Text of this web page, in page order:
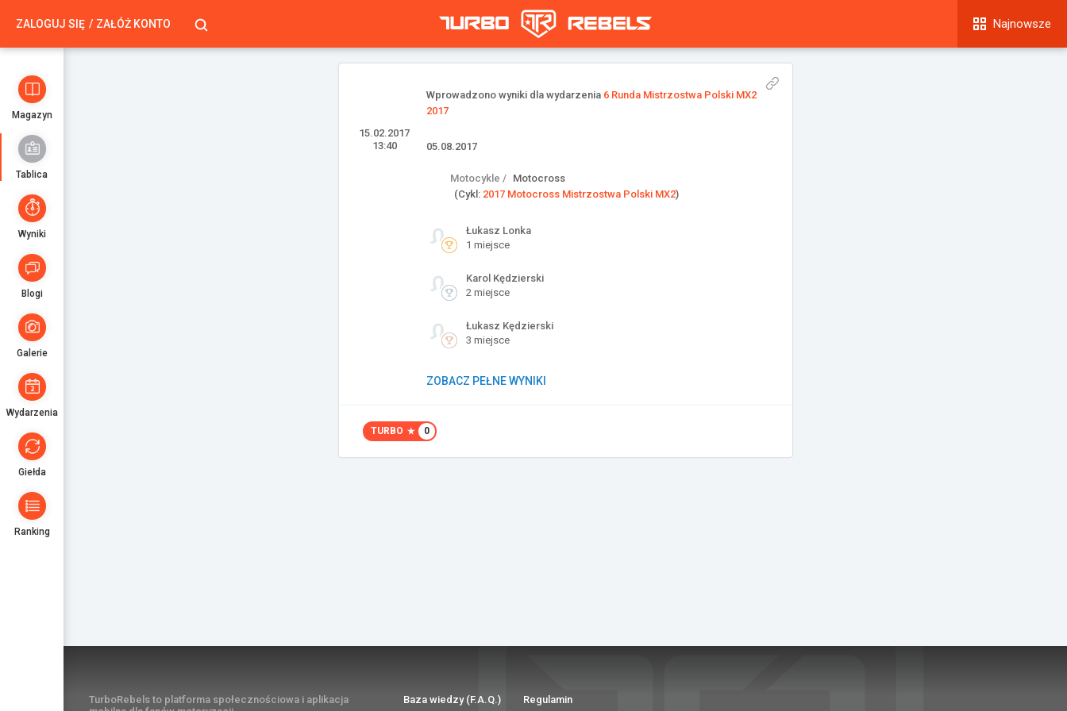
ZALOGUJ SIĘ ZAŁÓŻ KONTO Najnowsze
Magazyn
Tablica
Wyniki
Blogi
Galerie
Wydarzenia
Giełda
Ranking
15.02.2017
13:40
Wprowadzono wyniki dla wydarzenia 6 Runda Mistrzostwa Polski MX2
2017
05.08.2017
Motocykle / Motocross
(Cykl: 2017 Motocross Mistrzostwa Polski MX2)
Łukasz Lonka
1 miejsce
Karol Kędzierski
2 miejsce
Łukasz Kędzierski
3 miejsce
ZOBACZ PEŁNE WYNIKI
TURBO 0
TurboRebels to platforma społecznościowa i aplikacja
Baza wiedzy (F.A.Q.) Regulamin